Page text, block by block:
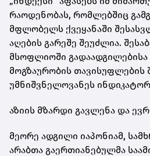
რაოდენობას, რომლებშიც
მფლობელს ქვეყანაში
აღების გარეშე შეუძლია.
მსოფლიოში გადაადგილებისა
მოგზაურობის თავისუფლების
უმნიშვნელოვანეს
აზიის მზარდი გავლენა და
მეორე ადგილი იაპონიამ,
არაბთა გაერთიანებულმა